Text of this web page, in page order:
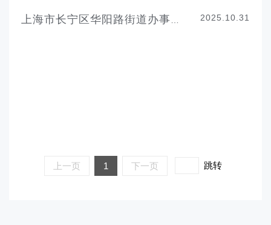
2025.10.31
上一页 1 下一页 跳转